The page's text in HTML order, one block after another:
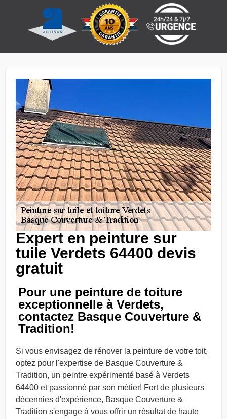
Expert en peinture sur
tuile Verdets 64400 devis
gratuit
Pour une peinture de toiture
exceptionnelle à Verdets,
contactez Basque Couverture &
Tradition!
Si vous envisagez de rénover la peinture de votre toit,
optez pour l'expertise de Basque Couverture &
Tradition, un peintre expérimenté basé à Verdets
64400 et passionné par son métier! Fort de plusieurs
décennies d'expérience, Basque Couverture &
Tradition s'engage à vous offrir un résultat de haute